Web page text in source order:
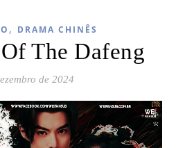
, DRAMA CHINÊS
The Dafeng
de 2024